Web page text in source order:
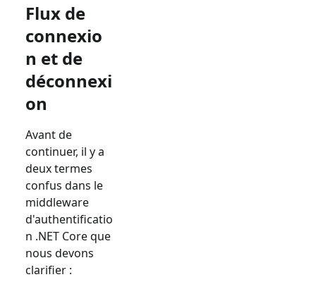
Flux de
connexio
n et de
déconnexi
on
Avant de
continuer, il y a
deux termes
confus dans le
middleware
d'authentificatio
n .NET Core que
nous devons
clarifier :